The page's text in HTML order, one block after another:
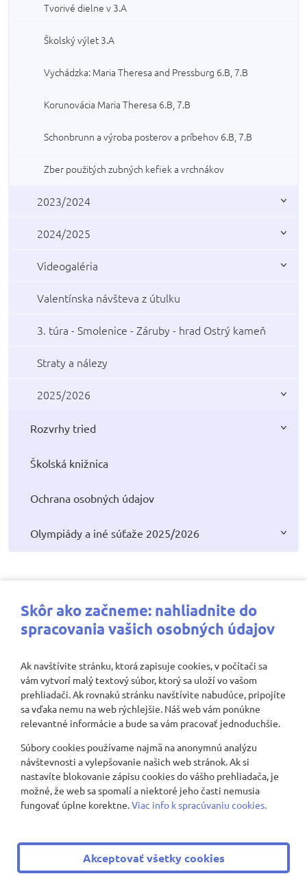
Tvorivé dielne v 3.A
Školský výlet 3.A
Vychádzka: Maria Theresa and Pressburg 6.B, 7.B
Korunovácia Maria Theresa 6.B, 7.B
Schonbrunn a výroba posterov a príbehov 6.B, 7.B
Zber použitých zubných kefiek a vrchnákov
2023/2024
2024/2025
Videogaléria
Valentínska návšteva z útulku
3. túra - Smolenice - Záruby - hrad Ostrý kameň
Straty a nálezy
2025/2026
Rozvrhy tried
Školská knižnica
Ochrana osobných údajov
Olympiády a iné súťaže 2025/2026
Najbližšie aktivity
Nenašli sa žiadne záznamy
Zobraziť viac
© 2008 - 2026 ZŠ Nevädzová 2 | Všetky práva vyhradené
|
Ochrana osobných údajov |
Cookies nastavenie
Skôr ako začneme: nahliadnite do
spracovania vašich osobných údajov
Ak navštívite stránku, ktorá zapisuje cookies, v počítači sa
vám vytvorí malý textový súbor, ktorý sa uloží vo vašom
prehliadači. Ak rovnakú stránku navštívite nabudúce, pripojíte
sa vďaka nemu na web rýchlejšie. Náš web vám ponúkne
relevantné informácie a bude sa vám pracovať jednoduchšie.
Súbory cookies používame najmä na anonymnú analýzu
návštevnosti a vylepšovanie našich web stránok. Ak si
nastavíte blokovanie zápisu cookies do vášho prehliadača, je
možné, že web sa spomalí a niektoré jeho časti nemusia
fungovať úplne korektne.Viac info k spracúvaniu cookies.
Akceptovať všetky cookies